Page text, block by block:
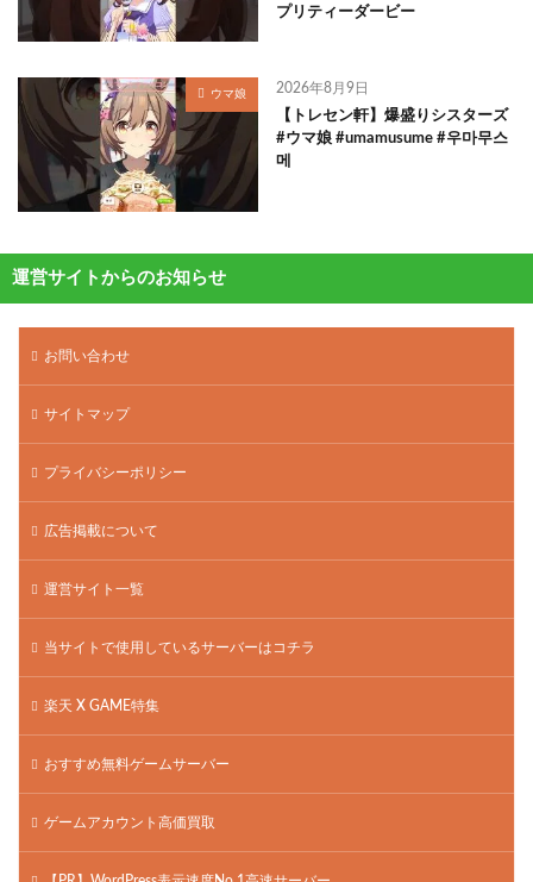
プリティーダービー
ウマ娘 2026年8月9日
【トレセン軒】爆盛りシスターズ
#ウマ娘 #umamusume #우마무스
메
運営サイトからのお知らせ
お問い合わせ
サイトマップ
プライバシーポリシー
広告掲載について
運営サイト一覧
当サイトで使用しているサーバーはコチラ
楽天 X GAME特集
おすすめ無料ゲームサーバー
ゲームアカウント高価買取